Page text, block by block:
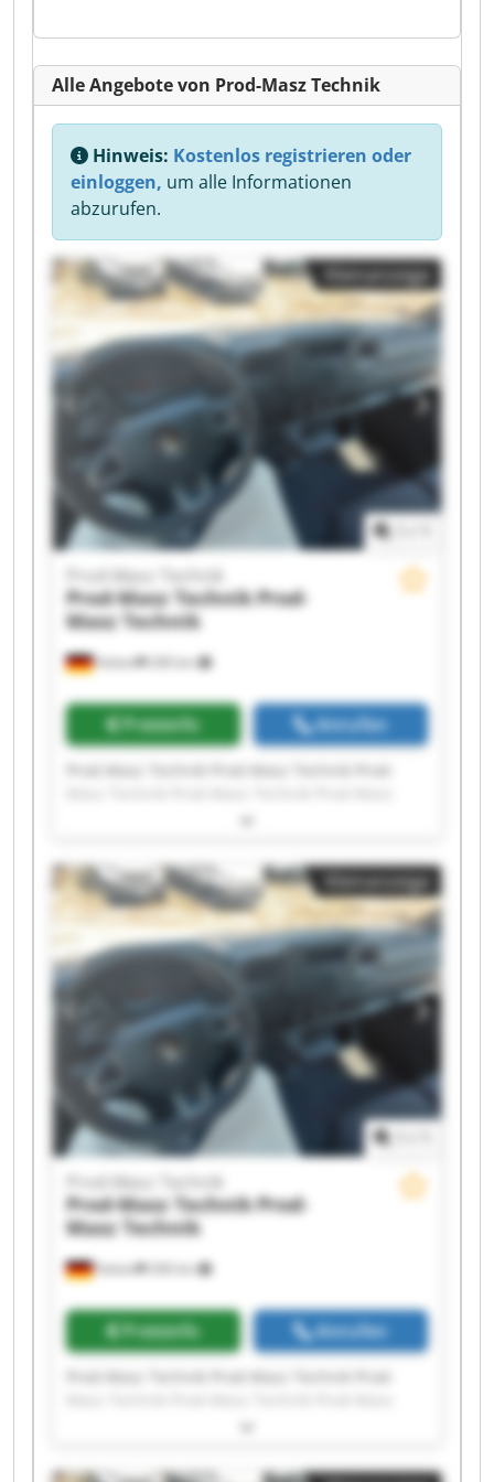
Alle Angebote von Prod-Masz Technik
Hinweis: Kostenlos registrieren oder
einloggen, um alle Informationen
abzurufen.
Kleinanzeige
Halver 206 km
Prod-Masz Technik
Prod-Masz TechnikProd-
Masz Technik
Preisinfo Anrufen
Technik Prod-Masz Technik Prod-Masz Technik
Masz Technik Prod-Masz Technik Prod-Masz
Technik Prod-Masz Technik Prod-Masz Technik
Prod-Masz Technik Prod-Masz Technik Prod-
Masz Technik Prod-Masz Technik Prod-Masz
Technik Prod-Masz Technik
Kleinanzeige
Halver 206 km
Prod-Masz Technik
Prod-Masz TechnikProd-
Masz Technik
Preisinfo Anrufen
Technik Prod-Masz Technik Prod-Masz Technik
Masz Technik Prod-Masz Technik Prod-Masz